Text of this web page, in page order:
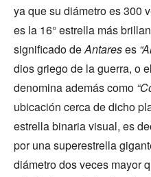
ya que su diámetro es 300
es la 16° estrella más
significado deAntareses
dios griego de la guerra, o el
denomina además como
ubicación cerca de dicho
estrella binaria visual, es
por una superestrella
diámetro dos veces mayor